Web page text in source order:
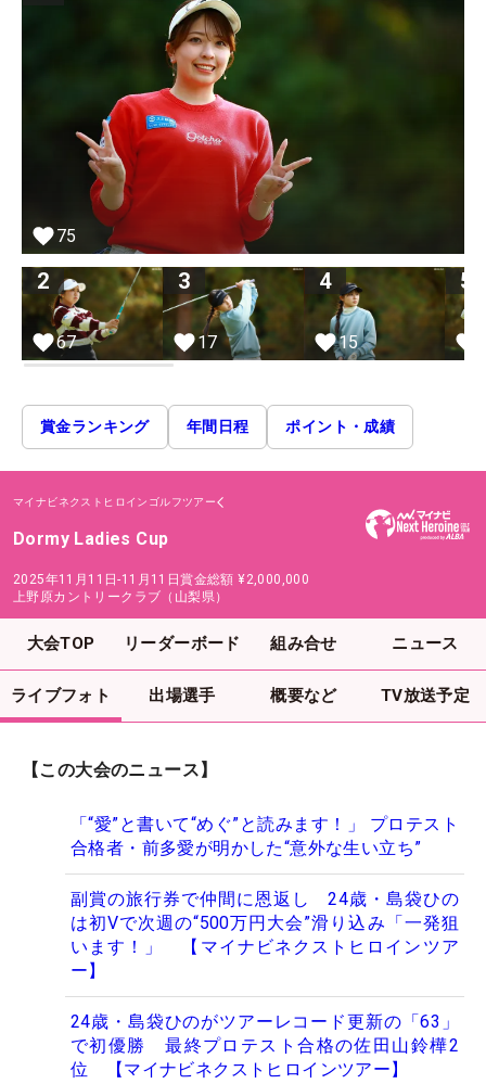
75
2
67
3
17
4
15
5
賞金ランキング 年間日程 ポイント・成績
マイナビネクストヒロインゴルフツアー
Dormy Ladies Cup
2025年11月11日-11月11日賞金総額 ¥2,000,000
上野原カントリークラブ（山梨県）
大会TOP リーダーボード 組み合せ ニュース
ライブフォト 出場選手 概要など TV放送予定
【この大会のニュース】
「“愛”と書いて“めぐ”と読みます！」 プロテスト
合格者・前多愛が明かした“意外な生い立ち”
副賞の旅行券で仲間に恩返し 24歳・島袋ひの
は初Vで次週の“500万円大会”滑り込み「一発狙
います！」 【マイナビネクストヒロインツア
ー】
24歳・島袋ひのがツアーレコード更新の「63」
で初優勝 最終プロテスト合格の佐田山鈴樺2
位 【マイナビネクストヒロインツアー】